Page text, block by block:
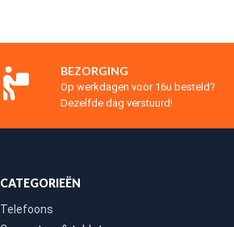
BEZORGING
Op werkdagen voor 16u besteld?
Dezelfde dag verstuurd!
CATEGORIEËN
Telefoons